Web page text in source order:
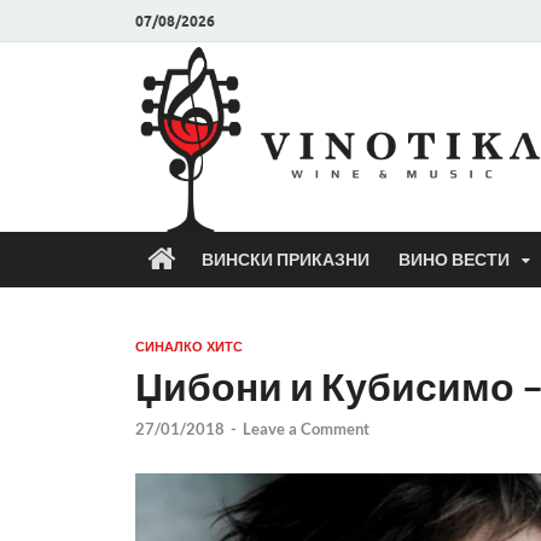
07/08/2026
ВИНСКИ ПРИКАЗНИ ВИНО ВЕСТИ
СИНАЛКО ХИТС
Џибони и Кубисимо
27/01/2018 - Leave a Comment